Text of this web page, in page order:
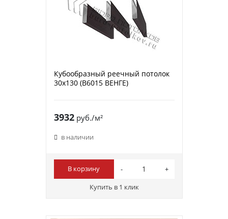
Кубообразный реечный потолок
30х130 (B6015 ВЕНГЕ)
3932руб./м²
в наличии
В корзину
Купить в 1 клик